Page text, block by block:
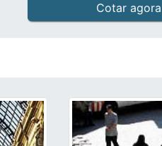
Cotar agora